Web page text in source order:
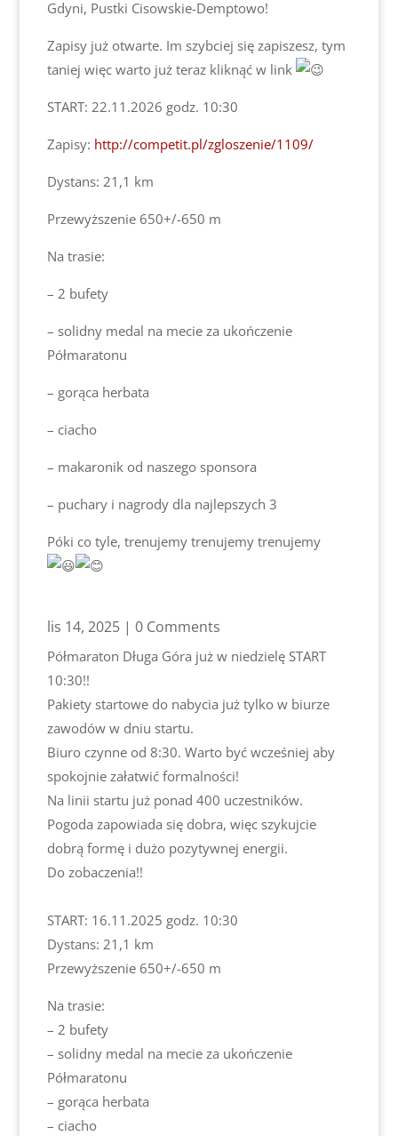
Gdyni, Pustki Cisowskie-Demptowo!
Zapisy już otwarte. Im szybciej się zapiszesz, tym
taniej więc warto już teraz kliknąć w link
START: 22.11.2026 godz. 10:30
Zapisy: http://competit.pl/zgloszenie/1109/
Dystans: 21,1 km
Przewyższenie 650+/-650 m
Na trasie:
– 2 bufety
– solidny medal na mecie za ukończenie
Półmaratonu
– gorąca herbata
– ciacho
– makaronik od naszego sponsora
– puchary i nagrody dla najlepszych 3
Póki co tyle, trenujemy trenujemy trenujemy
lis 14, 2025| 0 Comments
Półmaraton Długa Góra już w niedzielę START
10:30!!
Pakiety startowe do nabycia już tylko w biurze
zawodów w dniu startu.
Biuro czynne od 8:30. Warto być wcześniej aby
spokojnie załatwić formalności!
Na linii startu już ponad 400 uczestników.
Pogoda zapowiada się dobra, więc szykujcie
dobrą formę i dużo pozytywnej energii.
Do zobaczenia!!
START: 16.11.2025 godz. 10:30
Dystans: 21,1 km
Przewyższenie 650+/-650 m
Na trasie:
– 2 bufety
– solidny medal na mecie za ukończenie
Półmaratonu
– gorąca herbata
– ciacho